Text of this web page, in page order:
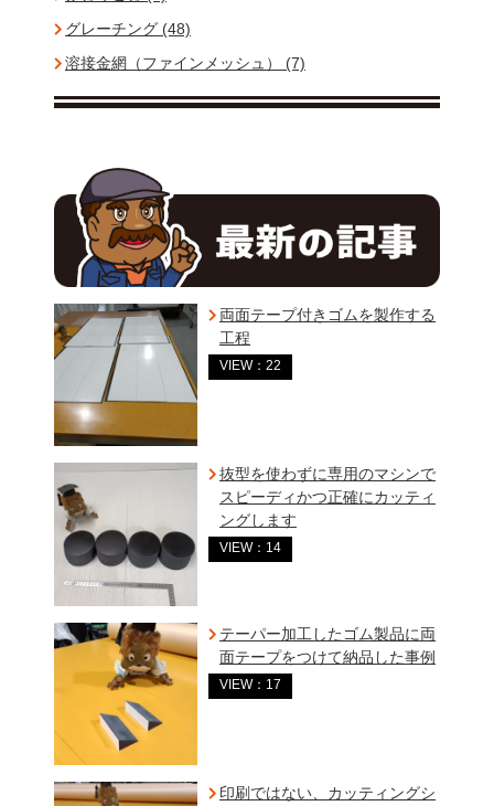
グレーチング (48)
溶接金網（ファインメッシュ） (7)
両面テープ付きゴムを製作する
工程
VIEW：22
抜型を使わずに専用のマシンで
スピーディかつ正確にカッティ
ングします
VIEW：14
テーパー加工したゴム製品に両
面テープをつけて納品した事例
VIEW：17
印刷ではない、カッティングシ